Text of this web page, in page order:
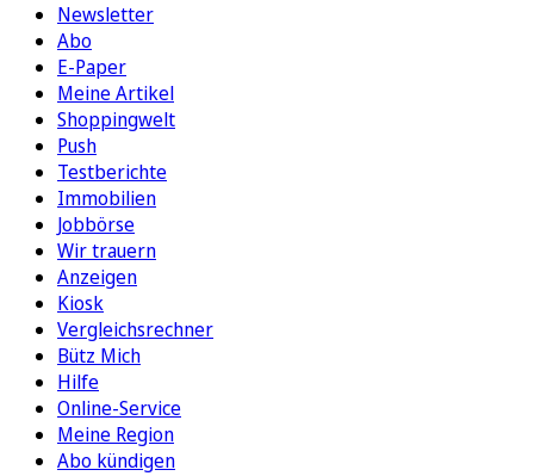
Newsletter
Abo
E-Paper
Meine Artikel
Shoppingwelt
Push
Testberichte
Immobilien
Jobbörse
Wir trauern
Anzeigen
Kiosk
Vergleichsrechner
Bütz Mich
Hilfe
Online-Service
Meine Region
Abo kündigen